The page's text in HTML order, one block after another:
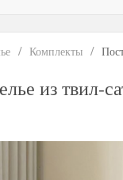
Комплекты
из твил-